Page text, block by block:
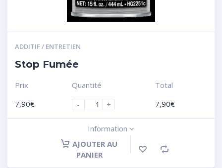
ADDITIF / ENTRETIEN
Stop Fumée
Prix
7,90€
Quantité
-
+
Total
7,90€
Information
AJOUTER AU
PANIER